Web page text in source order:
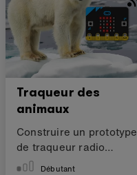
Traqueur des
animaux
Construire un prototype
de traqueur radio
d'animalDébutant